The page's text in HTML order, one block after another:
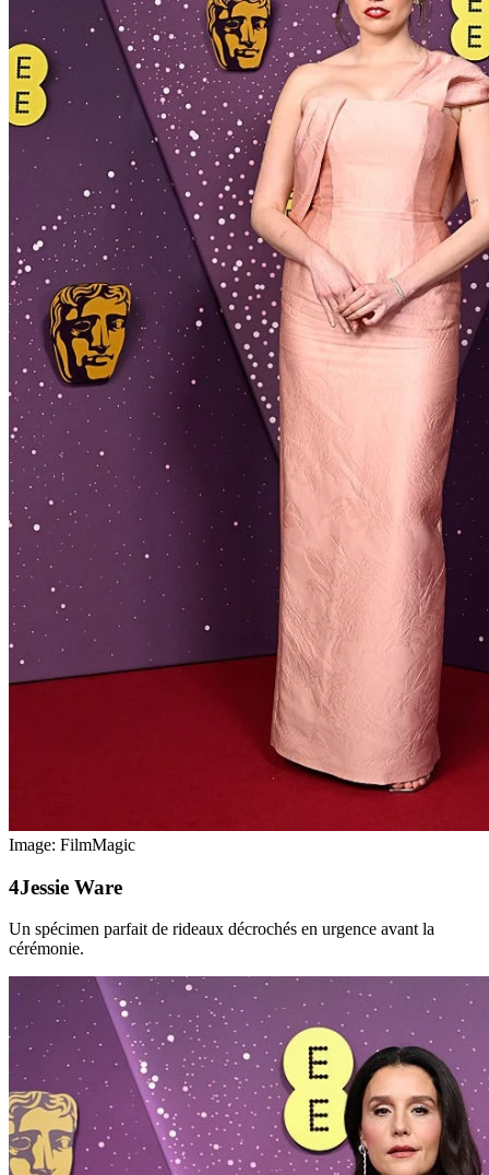
Image: FilmMagic
Jessie Ware
Un spécimen parfait de rideaux décrochés en urgence avant la
cérémonie.